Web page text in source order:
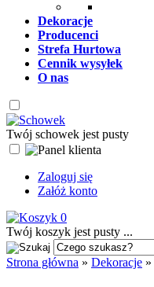
Dekoracje
Producenci
Strefa Hurtowa
Cennik wysyłek
O nas
Twój schowek jest pusty
Zaloguj się
Załóż konto
0
Twój koszyk jest pusty ...
Strona główna » Dekoracje »